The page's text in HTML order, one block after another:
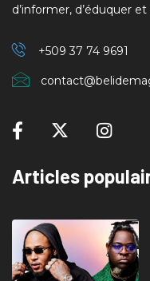
d’informer, d’éduquer
+509 37 74 9691
Articles